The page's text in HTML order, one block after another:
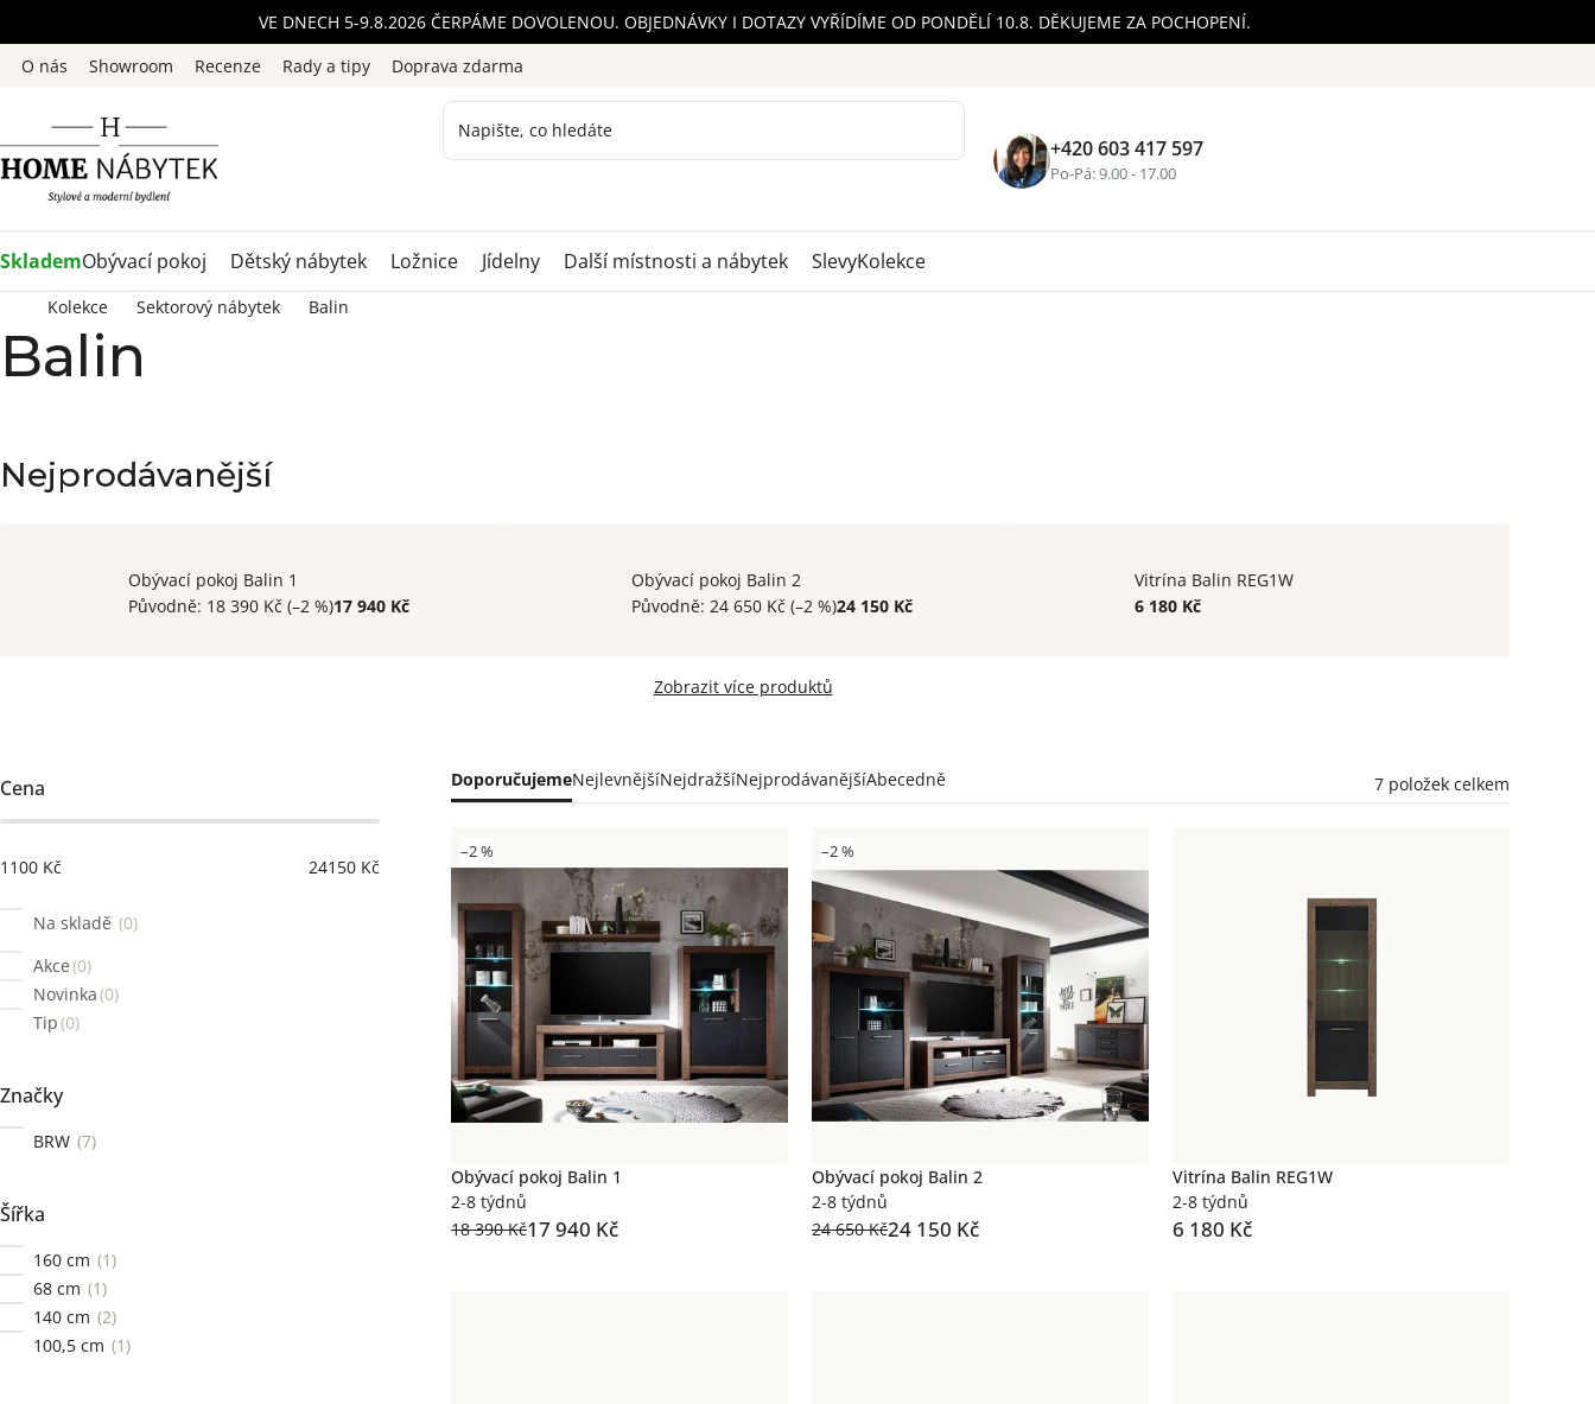
na
obsah
VE DNECH 5-9.8.2026 ČERPÁME DOVOLENOU. OBJEDNÁVKY I DOTAZY VYŘÍDÍME OD PONDĚLÍ 10.8. DĚKUJEME ZA POCHOPENÍ.
O nás
Showroom Recenze Rady a tipy Doprava zdarma
+420 603 417 597
Po-Pá: 9.00 - 17.00
SklademObývací pokoj Dětský nábytek Ložnice Jídelny Další místnosti a nábytek SlevyKolekce
Kolekce Sektorový nábytek Balin
Balin
Nejprodávanější
Obývací pokoj Balin 1
Původně: 18 390 Kč (–2 %)17 940 Kč
Obývací pokoj Balin 2
Původně: 24 650 Kč (–2 %)24 150 Kč
Vitrína Balin REG1W
6 180 Kč
Zobrazit více produktů
Postranní
panel
Cena
1100 Kč 24150 Kč
Na skladě
0
Akce 0
Novinka 0
Tip 0
Značky
BRW 7
Šířka
160 cm
1
68 cm
1
140 cm 2
100,5 cm
1
Řazení
DoporučujemeNejlevnějšíNejdražšíNejprodávanějšíAbecedně 7 položek celkem
Výpis
produktů
–2 %
Obývací pokoj Balin 1
2-8 týdnů
18 390 Kč17 940 Kč
–2 %
Obývací pokoj Balin 2
2-8 týdnů
24 650 Kč24 150 Kč
Vitrína Balin REG1W
2-8 týdnů
6 180 Kč